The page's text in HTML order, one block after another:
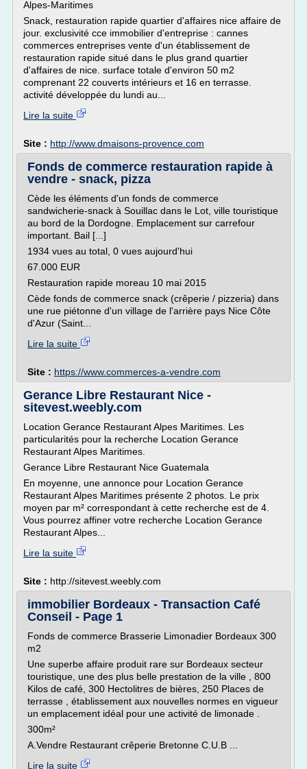
Alpes-Maritimes
Snack, restauration rapide quartier d'affaires nice affaire de
jour. exclusivité cce immobilier d'entreprise : cannes
commerces entreprises vente d'un établissement de
restauration rapide situé dans le plus grand quartier
d'affaires de nice. surface totale d'environ 50 m2
comprenant 22 couverts intérieurs et 16 en terrasse.
activité développée du lundi au...
Lire la suite
Site : http://www.dmaisons-provence.com
Fonds de commerce restauration rapide à
vendre - snack, pizza
Cède les éléments d'un fonds de commerce
sandwicherie-snack à Souillac dans le Lot, ville touristique
au bord de la Dordogne. Emplacement sur carrefour
important. Bail [...]
1934 vues au total, 0 vues aujourd'hui
67.000 EUR
Restauration rapide moreau 10 mai 2015
Cède fonds de commerce snack (crêperie / pizzeria) dans
une rue piétonne d'un village de l'arrière pays Nice Côte
d'Azur (Saint...
Lire la suite
Site : https://www.commerces-a-vendre.com
Gerance Libre Restaurant Nice -
sitevest.weebly.com
Location Gerance Restaurant Alpes Maritimes. Les
particularités pour la recherche Location Gerance
Restaurant Alpes Maritimes.
Gerance Libre Restaurant Nice Guatemala
En moyenne, une annonce pour Location Gerance
Restaurant Alpes Maritimes présente 2 photos. Le prix
moyen par m² correspondant à cette recherche est de 4.
Vous pourrez affiner votre recherche Location Gerance
Restaurant Alpes...
Lire la suite
Site : http://sitevest.weebly.com
immobilier Bordeaux - Transaction Café
Conseil - Page 1
Fonds de commerce Brasserie Limonadier Bordeaux 300
m2
Une superbe affaire produit rare sur Bordeaux secteur
touristique, une des plus belle prestation de la ville , 800
Kilos de café, 300 Hectolitres de bières, 250 Places de
terrasse , établissement aux nouvelles normes en vigueur
un emplacement idéal pour une activité de limonade .
300m²
A.Vendre Restaurant crêperie Bretonne C.U.B ...
Lire la suite